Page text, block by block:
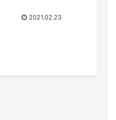
2021.02.23